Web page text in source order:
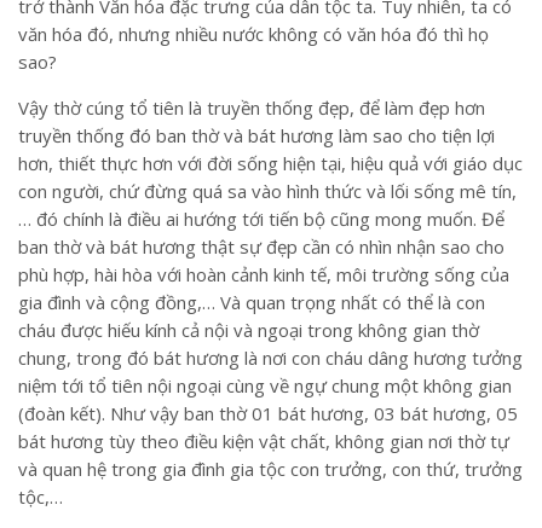
trở thành Văn hóa đặc trưng của dân tộc ta. Tuy nhiên, ta có
văn hóa đó, nhưng nhiều nước không có văn hóa đó thì họ
sao?
Vậy thờ cúng tổ tiên là truyền thống đẹp, để làm đẹp hơn
truyền thống đó ban thờ và bát hương làm sao cho tiện lợi
hơn, thiết thực hơn với đời sống hiện tại, hiệu quả với giáo dục
con người, chứ đừng quá sa vào hình thức và lối sống mê tín,
… đó chính là điều ai hướng tới tiến bộ cũng mong muốn. Để
ban thờ và bát hương thật sự đẹp cần có nhìn nhận sao cho
phù hợp, hài hòa với hoàn cảnh kinh tế, môi trường sống của
gia đình và cộng đồng,… Và quan trọng nhất có thể là con
cháu được hiếu kính cả nội và ngoại trong không gian thờ
chung, trong đó bát hương là nơi con cháu dâng hương tưởng
niệm tới tổ tiên nội ngoại cùng về ngự chung một không gian
(đoàn kết). Như vậy ban thờ 01 bát hương, 03 bát hương, 05
bát hương tùy theo điều kiện vật chất, không gian nơi thờ tự
và quan hệ trong gia đình gia tộc con trưởng, con thứ, trưởng
tộc,…